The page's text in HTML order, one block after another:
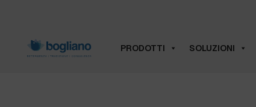
PRODOTTI SOLUZIONI